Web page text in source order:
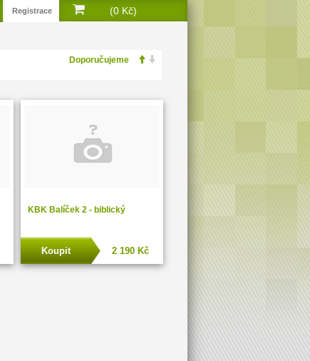
Registrace (0 Kč)
KBK Balíček 2 - biblický
2 190 Kč
Koupit